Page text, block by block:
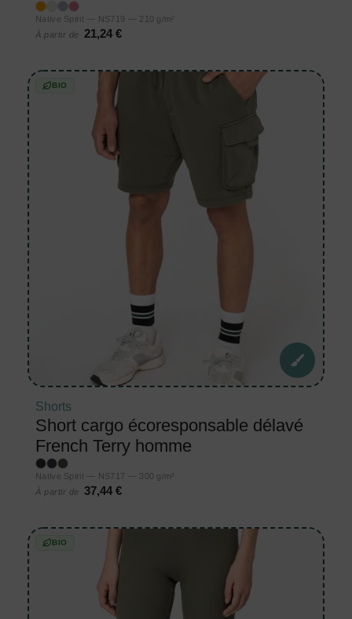
Native Spirit — NS719 — 210 g/m²
À partir de
21,24 €
BIO
Shorts
Short cargo écoresponsable délavé
French Terry homme
Native Spirit — NS717 — 300 g/m²
À partir de
37,44 €
BIO